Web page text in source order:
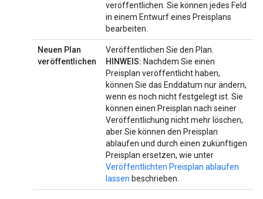
veröffentlichen. Sie können jedes Feld
in einem Entwurf eines Preisplans
bearbeiten.
Neuen Plan
veröffentlichen
Veröffentlichen Sie den Plan.
HINWEIS: Nachdem Sie einen
Preisplan veröffentlicht haben,
können Sie das Enddatum nur ändern,
wenn es noch nicht festgelegt ist. Sie
können einen Preisplan nach seiner
Veröffentlichung nicht mehr löschen,
aber Sie können den Preisplan
ablaufen und durch einen zukünftigen
Preisplan ersetzen, wie unter
Veröffentlichten Preisplan ablaufen
lassen beschrieben.